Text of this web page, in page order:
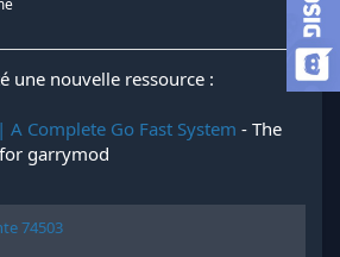
une nouvelle ressource :
Complete Go Fast System - The
garrymod
74503